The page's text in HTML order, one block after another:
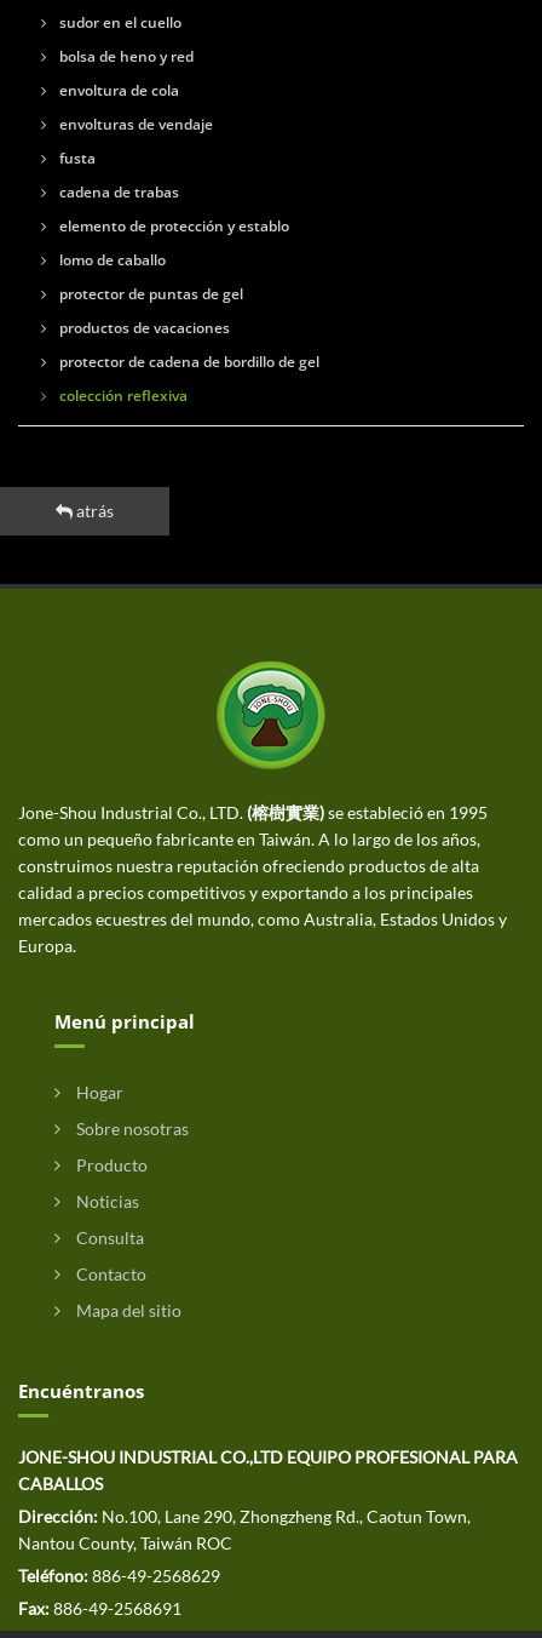
sudor en el cuello
bolsa de heno y red
envoltura de cola
envolturas de vendaje
fusta
cadena de trabas
elemento de protección y establo
lomo de caballo
protector de puntas de gel
productos de vacaciones
protector de cadena de bordillo de gel
colección reflexiva
atrás
Jone-Shou Industrial Co., LTD. (榕樹實業)se estableció en 1995
como un pequeño fabricante en Taiwán. A lo largo de los años,
construimos nuestra reputación ofreciendo productos de alta
calidad a precios competitivos y exportando a los principales
mercados ecuestres del mundo, como Australia, Estados Unidos y
Europa.
Menú principal
Hogar
Sobre nosotras
Producto
Noticias
Consulta
Contacto
Mapa del sitio
Encuéntranos
JONE-SHOU INDUSTRIAL CO.,LTD EQUIPO PROFESIONAL PARA
CABALLOS
Dirección: No.100, Lane 290, Zhongzheng Rd., Caotun Town,
Nantou County, Taiwán ROC
Teléfono:886-49-2568629
Fax:886-49-2568691